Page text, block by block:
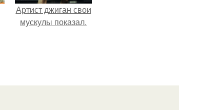
Артист джиган свои
мускулы показал.